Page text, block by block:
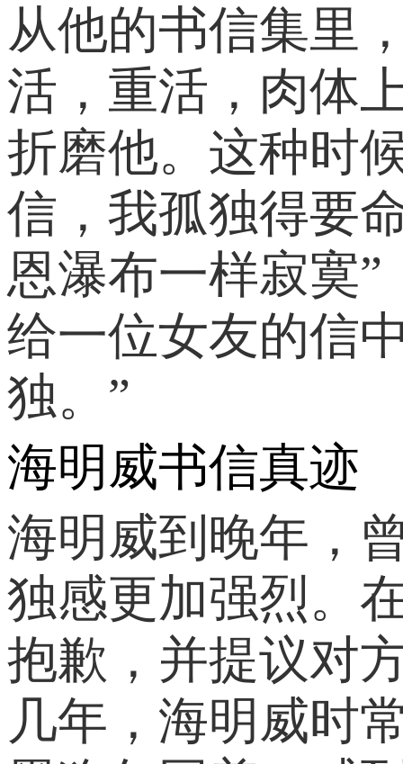
从他的书信集里
活，重活，肉体
折磨他。这种时
信，我孤独得要
恩瀑布一样寂寞
给一位女友的信
独。”
海明威书信真迹
海明威到晚年，
独感更加强烈。
抱歉，并提议对
几年，海明威时